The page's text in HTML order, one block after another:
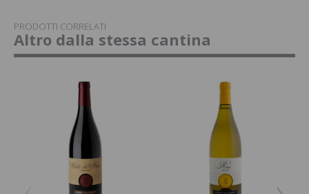
PRODOTTI CORRELATI
Altro dalla stessa cantina